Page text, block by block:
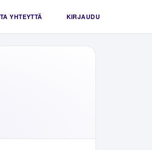
YHTEYTTÄ KIRJAUDU